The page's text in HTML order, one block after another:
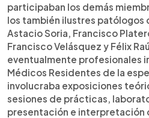
participaban los demás
los también ilustres patólogos
Astacio Soria, Francisco
Francisco Velásquez y Félix
eventualmente profesionales
Médicos Residentes de la
involucraba exposiciones
sesiones de prácticas,
presentación e interpretación